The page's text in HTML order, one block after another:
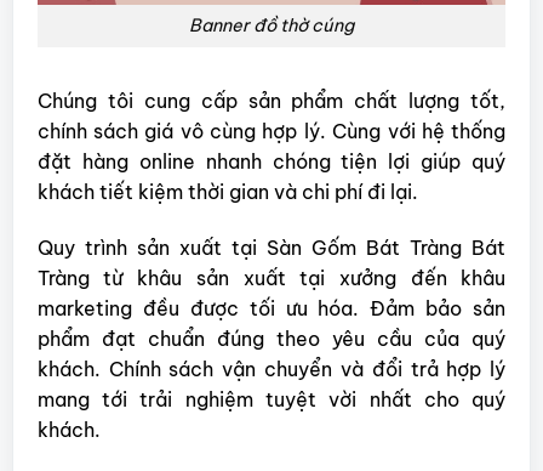
Banner đồ thờ cúng
Chúng tôi cung cấp sản phẩm chất lượng tốt,
chính sách giá vô cùng hợp lý. Cùng với hệ thống
đặt hàng online nhanh chóng tiện lợi giúp quý
khách tiết kiệm thời gian và chi phí đi lại.
Quy trình sản xuất tại Sàn Gốm Bát Tràng Bát
Tràng từ khâu sản xuất tại xưởng đến khâu
marketing đều được tối ưu hóa. Đảm bảo sản
phẩm đạt chuẩn đúng theo yêu cầu của quý
khách. Chính sách vận chuyển và đổi trả hợp lý
mang tới trải nghiệm tuyệt vời nhất cho quý
khách.